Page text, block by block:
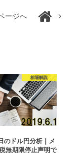
ージへ
相場解説
のドル円分析｜メ
無期限停止声明で